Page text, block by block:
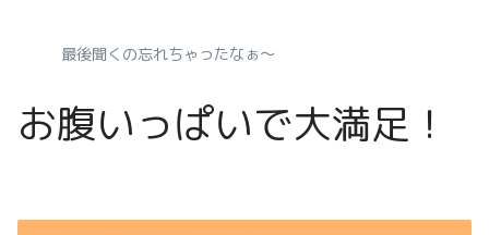
最後聞くの忘れちゃったなぁ〜
お腹いっぱいで大満足！